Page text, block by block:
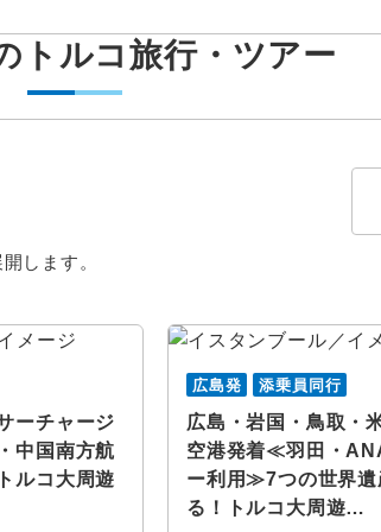
トルコ旅行・ツアー
します。
ーチャージ
中国南方航
ルコ大周遊
広島発 添乗員同行
広島・岩国・鳥取・
空港発着≪羽田・
ー利用≫7つの世界遺
る！トルコ大周遊…